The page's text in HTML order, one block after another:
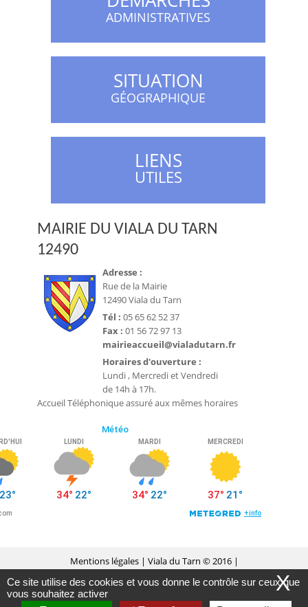
ADMINISTRATIVES
SITUATION
GÉOGRAPHIQUE
LIENS
UTILES
MAIRIE DU VIALA DU TARN
12490
Adresse :
Rue de la Mairie
12490 Viala du Tarn
Tél : 05 65 62 52 37
Fax : 01 56 72 97 13
mairieaccueil@vialadutarn.fr
Horaires d'ouverture :
Lundi , Mercredi et Vendredi
de 14h à 17h.
Accueil Téléphonique assuré aux mêmes horaires
Mentions légales | Viala du Tarn © 2016 |
Conception Citopia- Solution de site internet pour X
Ce site utilise des cookies et vous donne le contrôle sur ceux que
vous souhaitez activer